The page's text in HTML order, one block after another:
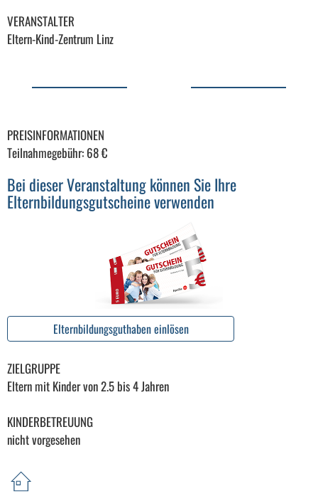
VERANSTALTER
Eltern-Kind-Zentrum Linz
PREISINFORMATIONEN
Teilnahmegebühr: 68 €
Bei dieser Veranstaltung können Sie Ihre
Elternbildungsgutscheine verwenden
Elternbildungsguthaben einlösen
ZIELGRUPPE
Eltern mit Kinder von 2.5 bis 4 Jahren
KINDERBETREUUNG
nicht vorgesehen